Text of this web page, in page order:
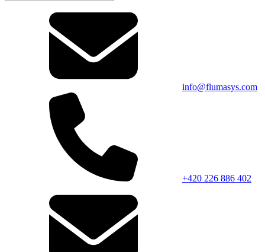
info@flumasys.com
+420 226 886 402